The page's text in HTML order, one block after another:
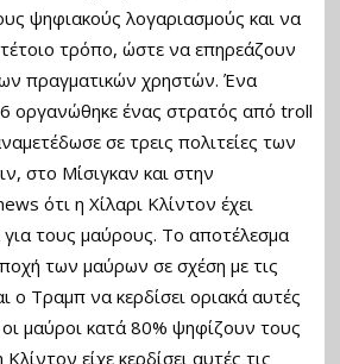
ψηφιακούς λογαριασμούς και να
τρόπο, ώστε να επηρεάζουν
πραγματικών χρηστών. Ένα
οργανώθηκε ένας στρατός από troll
σε τρεις πολιτείες των
στο Μίσιγκαν και στην
ότι η Χίλαρι Κλίντον έχει
για τους μαύρους. Το αποτέλεσμα
των μαύρων σε σχέση με τις
ο Τραμπ να κερδίσει οριακά αυτές
οι μαύροι κατά 80% ψηφίζουν τους
είχε κερδίσει αυτές τις